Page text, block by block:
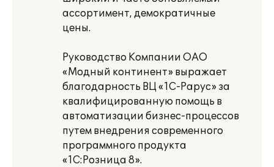
ассортимент, демократичные
цены.
Руководство Компании ОАО
«Модный континент» выражает
благодарность ВЦ «1С-Рарус» за
квалифицированную помощь в
автоматизации бизнес-процессов
путем внедрения современного
программного продукта
«1С:Розница 8».